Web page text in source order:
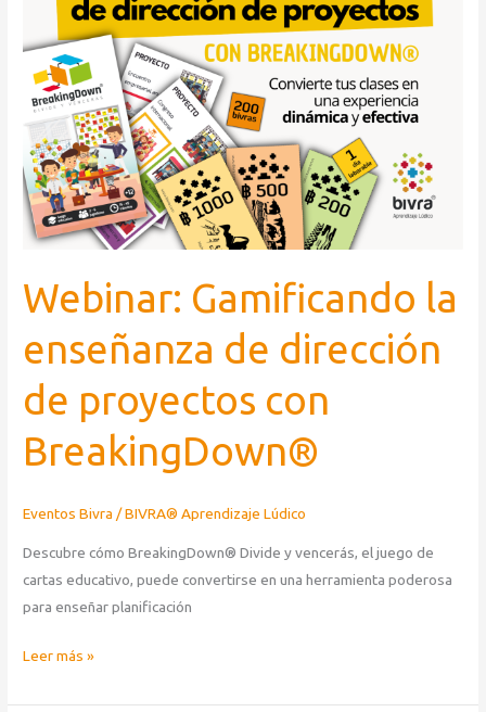
Webinar: Gamificando la
enseñanza de dirección
de proyectos con
BreakingDown®
Eventos Bivra /BIVRA® Aprendizaje Lúdico
Descubre cómo BreakingDown® Divide y vencerás, el juego de
cartas educativo, puede convertirse en una herramienta poderosa
para enseñar planificación
proyectos
con
BreakingDown®
Leer más »